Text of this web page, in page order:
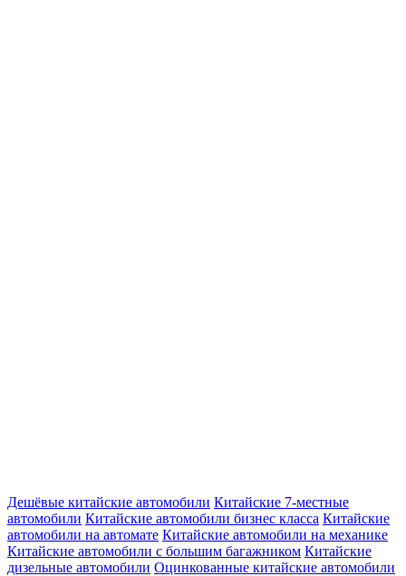
Дешёвые китайские автомобили Китайские 7-местные
автомобили Китайские автомобили бизнес класса Китайские
автомобили на автомате Китайские автомобили на механике
Китайские автомобили с большим багажником Китайские
дизельные автомобили Оцинкованные китайские автомобили